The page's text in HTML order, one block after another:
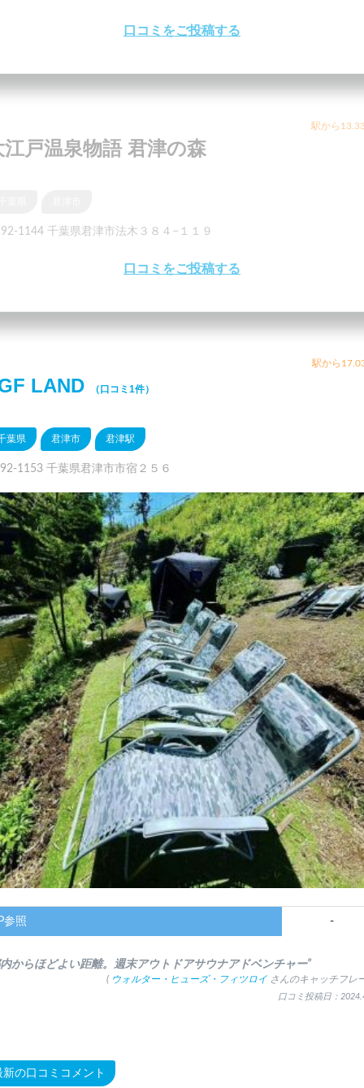
口コミをご投稿する
駅から
江戸温泉物語 君津の森
1144 千葉県君津市法木３８４−１１９
口コミをご投稿する
駅から
LAND （口コミ1件）
葉県 君津市 君津駅
1153 千葉県君津市市宿２５６
参照 -
内からほどよい距離。週末アウトドアサウナアドベンチャー”
( ウォルター・ヒューズ・フィツロイ さんのキャッチフレ
口コミ投稿日：
新の口コミコメント